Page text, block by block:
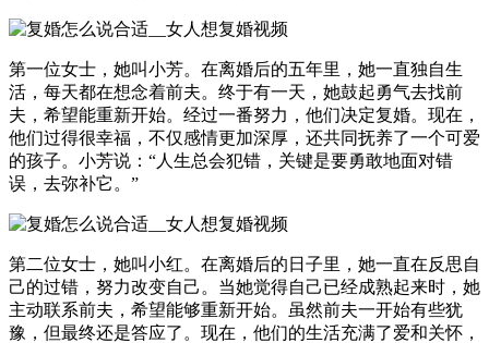
第一位女士，她叫小芳。在离婚后的五年里，她一直独自生
活，每天都在想念着前夫。终于有一天，她鼓起勇气去找前
夫，希望能重新开始。经过一番努力，他们决定复婚。现在，
他们过得很幸福，不仅感情更加深厚，还共同抚养了一个可爱
的孩子。小芳说：“人生总会犯错，关键是要勇敢地面对错
误，去弥补它。”
第二位女士，她叫小红。在离婚后的日子里，她一直在反思自
己的过错，努力改变自己。当她觉得自己已经成熟起来时，她
主动联系前夫，希望能够重新开始。虽然前夫一开始有些犹
豫，但最终还是答应了。现在，他们的生活充满了爱和关怀，